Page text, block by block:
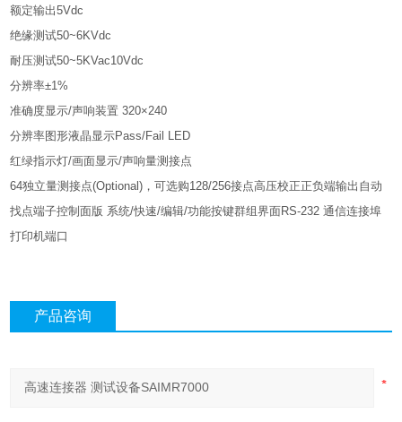
额定输出5Vdc
绝缘测试50~6KVdc
耐压测试50~5KVac10Vdc
分辨率±1%
准确度显示/声响装置 320×240
分辨率图形液晶显示Pass/Fail LED
红绿指示灯/画面显示/声响量测接点
64独立量测接点(Optional)，可选购128/256接点高压校正正负端输出自动
找点端子控制面版 系统/快速/编辑/功能按键群组界面RS-232 通信连接埠
打印机端口
产品咨询